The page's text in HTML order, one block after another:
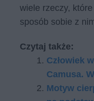
wiele rzeczy,
sposób sobie z
Czytaj także:
Człowiek
Camusa.
Motyw